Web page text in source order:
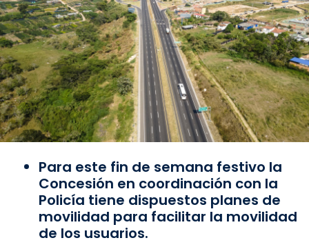
Para este fin de semana festivo la
Concesión en coordinación con la
Policía tiene dispuestos planes de
movilidad para facilitar la movilidad
de los usuarios.